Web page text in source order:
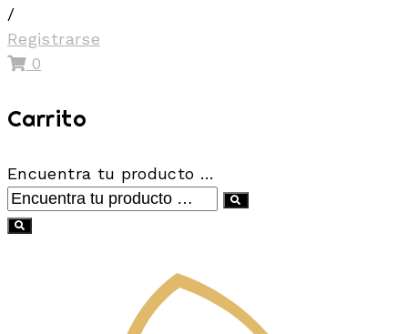
/
Registrarse
0
Carrito
Encuentra tu producto …